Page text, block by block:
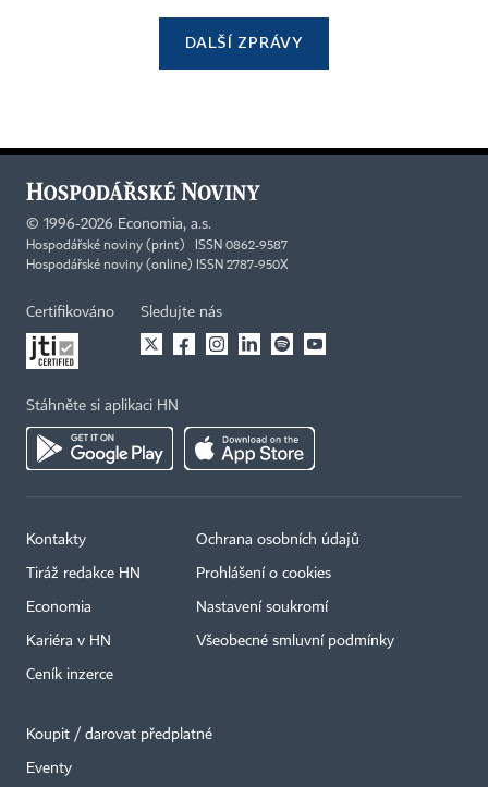
DALŠÍ ZPRÁVY
© 1996-2026 Economia, a.s.
Hospodářské noviny (print) ISSN 0862-9587
Hospodářské noviny (online) ISSN 2787-950X
Certifikováno Sledujte nás
Stáhněte si aplikaci HN
Kontakty
Tiráž redakce HN
Economia
Kariéra v HN
Ceník inzerce
Ochrana osobních údajů
Prohlášení o cookies
Nastavení soukromí
Všeobecné smluvní podmínky
Koupit / darovat předplatné
Eventy